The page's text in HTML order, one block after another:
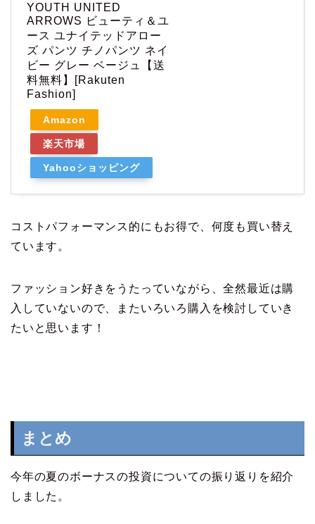
YOUTH UNITED
ARROWS ビューティ＆ユ
ース ユナイテッドアロー
ズ パンツ チノパンツ ネイ
ビー グレー ベージュ【送
料無料】[Rakuten
Fashion]
Amazon
楽天市場
Yahooショッピング
コストパフォーマンス的にもお得で、何度も買い替え
ています。
ファッション好きをうたっていながら、全然最近は購
入していないので、またいろいろ購入を検討していき
たいと思います！
まとめ
今年の夏のボーナスの投資についての振り返りを紹介
しました。